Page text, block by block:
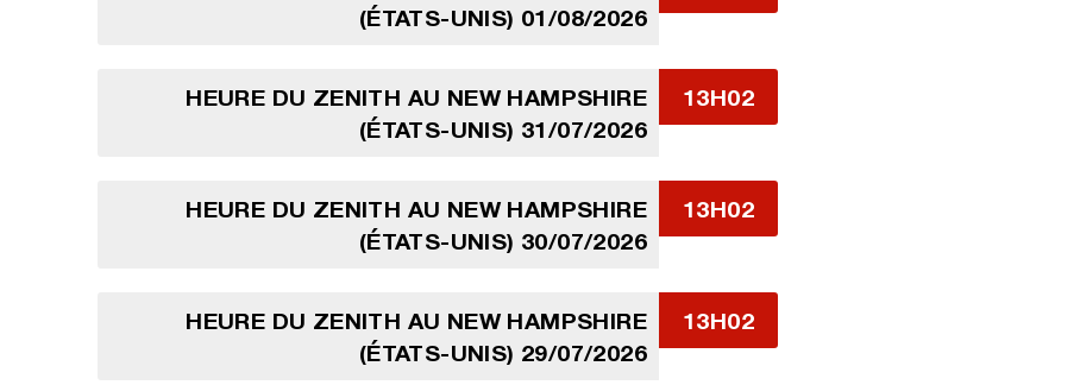
(ÉTATS-UNIS) 01/08/2026
HEURE DU ZENITH AU NEW HAMPSHIRE
(ÉTATS-UNIS) 31/07/2026
13H02
HEURE DU ZENITH AU NEW HAMPSHIRE
(ÉTATS-UNIS) 30/07/2026
13H02
HEURE DU ZENITH AU NEW HAMPSHIRE
(ÉTATS-UNIS) 29/07/2026
13H02